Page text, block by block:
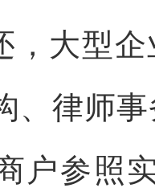
，大型
、律师
户参照